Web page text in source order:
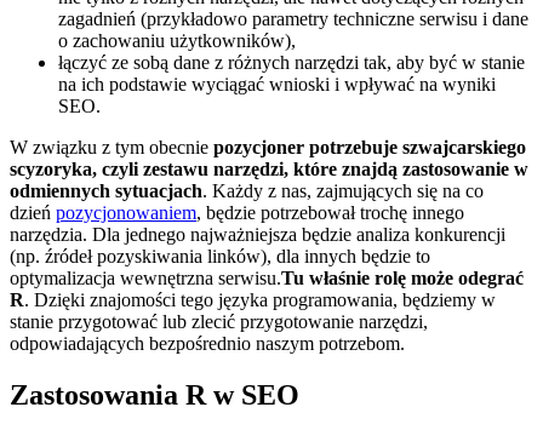
zagadnień (przykładowo parametry techniczne serwisu i dane
o zachowaniu użytkowników),
łączyć ze sobą dane z różnych narzędzi tak, aby być w stanie
na ich podstawie wyciągać wnioski i wpływać na wyniki
SEO.
W związku z tym obecnie pozycjoner potrzebuje szwajcarskiego
scyzoryka, czyli zestawu narzędzi, które znajdą zastosowanie w
odmiennych sytuacjach. Każdy z nas, zajmujących się na co
dzień pozycjonowaniem, będzie potrzebował trochę innego
narzędzia. Dla jednego najważniejsza będzie analiza konkurencji
(np. źródeł pozyskiwania linków), dla innych będzie to
optymalizacja wewnętrzna serwisu.Tu właśnie rolę może odegrać
R. Dzięki znajomości tego języka programowania, będziemy w
stanie przygotować lub zlecić przygotowanie narzędzi,
odpowiadających bezpośrednio naszym potrzebom.
Zastosowania R w SEO